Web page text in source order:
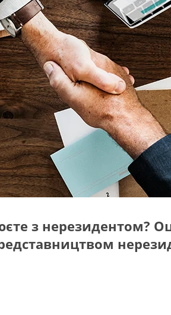
з нерезидентом?